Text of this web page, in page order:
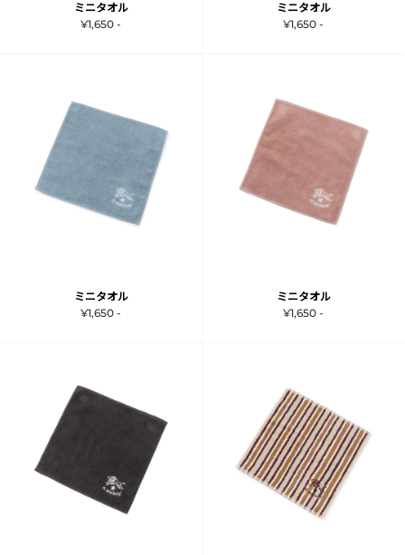
ミニタオル
¥1,650 -
ミニタオル
¥1,650 -
ミニタオル
¥1,650 -
ミニタオル
¥1,650 -